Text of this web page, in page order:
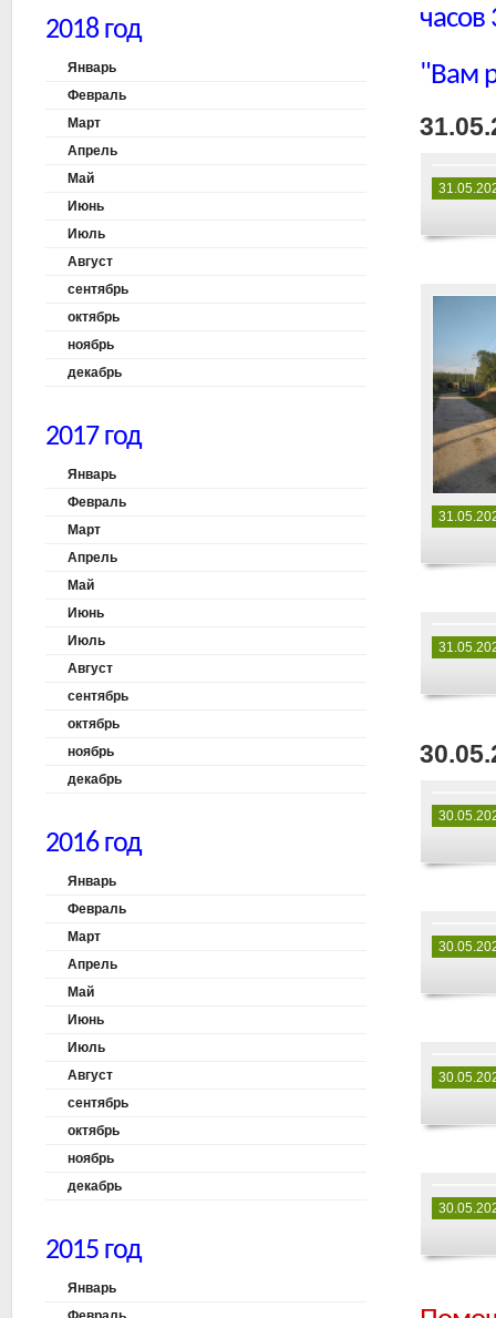
часов
"Вам
2018 год
Январь
Февраль
Март
Апрель
Май
Июнь
Июль
Август
сентябрь
октябрь
ноябрь
декабрь
2017 год
Январь
Февраль
Март
Апрель
Май
Июнь
Июль
Август
сентябрь
октябрь
ноябрь
декабрь
2016 год
Январь
Февраль
Март
Апрель
Май
Июнь
Июль
Август
сентябрь
октябрь
ноябрь
декабрь
2015 год
Январь